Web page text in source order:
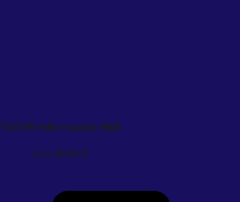
โรงไฟฟ้าพลังงานแสงอาทิตย์
Loc Ninh 3